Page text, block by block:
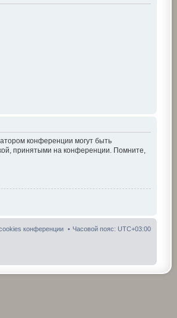
конференции могут быть
принятыми на конференции. Помните,
Часовой пояс: UTC+03:00
конференции